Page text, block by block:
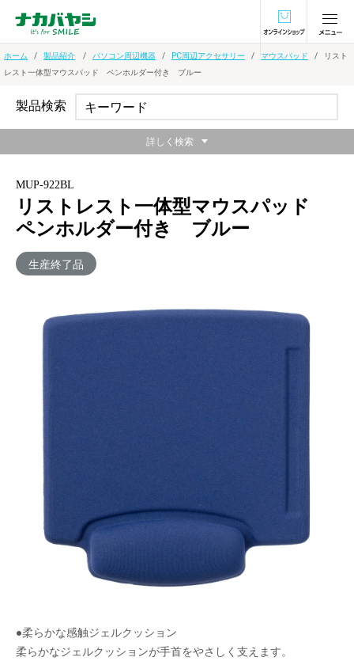
オンラインショ
ホーム 製品紹介 パソコン周辺機器 PC周辺アクセサリー マウスパッド
リスト
レスト一体型マウスパッド ペンホルダー付き ブルー
MUP-922BL
リストレスト一体型マウスパッド
ペンホルダー付き ブルー
生産終了品
手首にフィット、PC操作を快適サポート。
手首の負担を軽減させる、人間工学に基づいたサ
イズ設計です。
マウス操作時の動きをサポート。PC操作を快適に
します。
メーカー希望小売価格：
¥2,640+ 税
●柔らかな感触ジェルクッション
柔らかなジェルクッションが手首をやさしく支えます。
製品検索
詳しく検索